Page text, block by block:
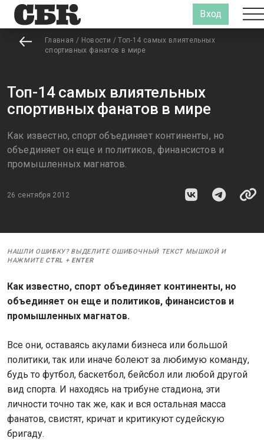
Вход
Главная / Новости / Топ-14 самых влиятельных
спортивных фанатов в мире
Топ-14 самых влиятельных
спортивных фанатов в мире
Как известно, спорт объединяет континенты, но
объединяет он еще и политиков, финансистов и
промышленных магнатов.
26 сентября 2012
НАШЛИ ОШИБКУ? ВЫДЕЛИТЕ ОШИБОЧНЫЙ ТЕКСТ МЫШКОЙ И
НАЖМИТЕ CTRL + ENTER
Как известно, спорт объединяет континенты, но
объединяет он еще и политиков, финансистов и
промышленных магнатов.
Все они, оставаясь акулами бизнеса или большой
политики, так или иначе болеют за любимую команду,
будь то футбол, баскетбол, бейсбол или любой другой
вид спорта. И находясь на трибуне стадиона, эти
личности точно так же, как и вся остальная масса
фанатов, свистят, кричат и критикуют судейскую
бригаду.